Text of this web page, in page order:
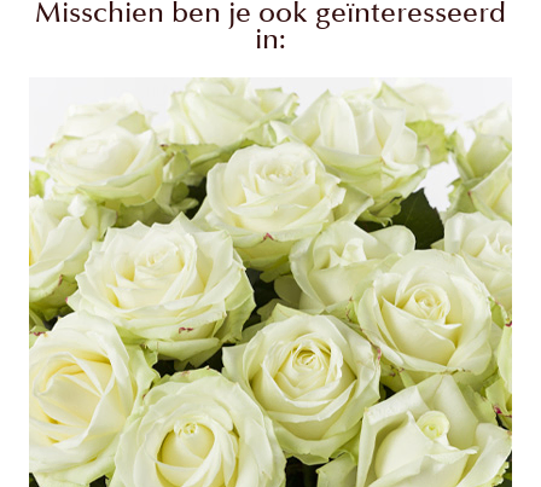
Misschien ben je ook geïnteresseerd
in: